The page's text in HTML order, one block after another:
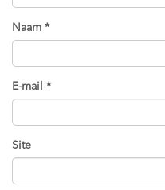
Naam *
E-mail *
Site